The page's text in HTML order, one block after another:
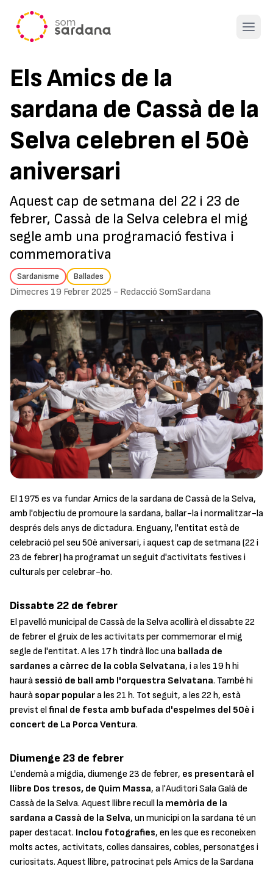
Open
Els Amics de la
sardana de Cassà de la
Selva celebren el 50è
aniversari
Aquest cap de setmana del 22 i 23 de
febrer, Cassà de la Selva celebra el mig
segle amb una programació festiva i
commemorativa
Sardanisme Ballades
Dimecres 19 Febrer 2025 - Redacció SomSardana
El 1975 es va fundar Amics de la sardana de Cassà de la Selva,
amb l'objectiu de promoure la sardana, ballar-la i normalitzar-la
després dels anys de dictadura. Enguany, l'entitat està de
celebració pel seu 50è aniversari, i aquest cap de setmana (22 i
23 de febrer) ha programat un seguit d'activitats festives i
culturals per celebrar-ho.
Dissabte 22 de febrer
El pavelló municipal de Cassà de la Selva acollirà el dissabte 22
de febrer el gruix de les activitats per commemorar el mig
segle de l'entitat. A les 17 h tindrà lloc una ballada de
sardanes a càrrec de la cobla Selvatana, i a les 19 h hi
haurà sessió de ball amb l'orquestra Selvatana. També hi
haurà sopar populara les 21 h. Tot seguit, a les 22 h, està
previst elfinal de festa amb bufada d'espelmes del 50è i
concert de La Porca Ventura.
Diumenge 23 de febrer
L'endemà a migdia, diumenge 23 de febrer, es presentarà el
llibre Dos tresos, de Quim Massa, a l'Auditori Sala Galà de
Cassà de la Selva. Aquest llibre recull la memòria de la
sardana a Cassà de la Selva, un municipi on la sardana té un
paper destacat. Inclou fotografies, en les que es reconeixen
molts actes, activitats, colles dansaires, cobles, personatges i
curiositats. Aquest llibre, patrocinat pels Amics de la Sardana